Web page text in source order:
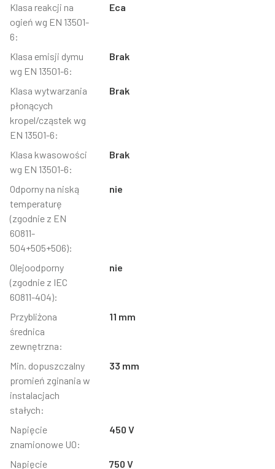
Klasa reakcji na
ogień wg EN 13501-
6:
Eca
Klasa emisji dymu
wg EN 13501-6:
Brak
Klasa wytwarzania
płonących
kropel/cząstek wg
EN 13501-6:
Brak
Klasa kwasowości
wg EN 13501-6:
Brak
Odporny na niską
temperaturę
(zgodnie z EN
60811-
504+505+506):
nie
Olejoodporny
(zgodnie z IEC
60811-404):
nie
Przybliżona
średnica
zewnętrzna:
11 mm
Min. dopuszczalny
promień zginania w
instalacjach
stałych:
33 mm
Napięcie
znamionowe U0:
450 V
Napięcie 750 V